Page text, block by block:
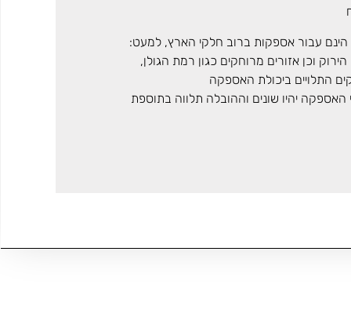
עבור אספקות ברוב חלקי הארץ, למעט:
וכן אזורים מרוחקים כגון רמת הגולן,
התלויים ביכולת האספקה
האספקה יהיו שונים וההובלה תלווה בתוספת